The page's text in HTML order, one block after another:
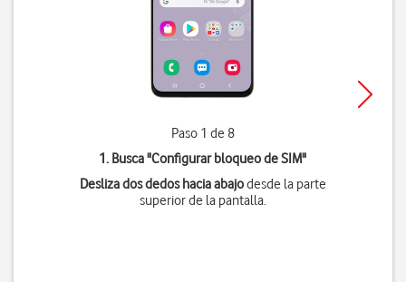
Paso 1 de 8
1. Busca "Configurar bloqueo de SIM"
Desliza dos dedos hacia abajodesde la parte
superior de la pantalla.